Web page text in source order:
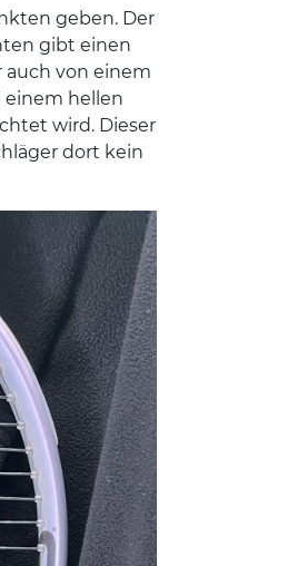
geben. Der
gibt einen
auch von einem
einem hellen
wird. Dieser
dort kein